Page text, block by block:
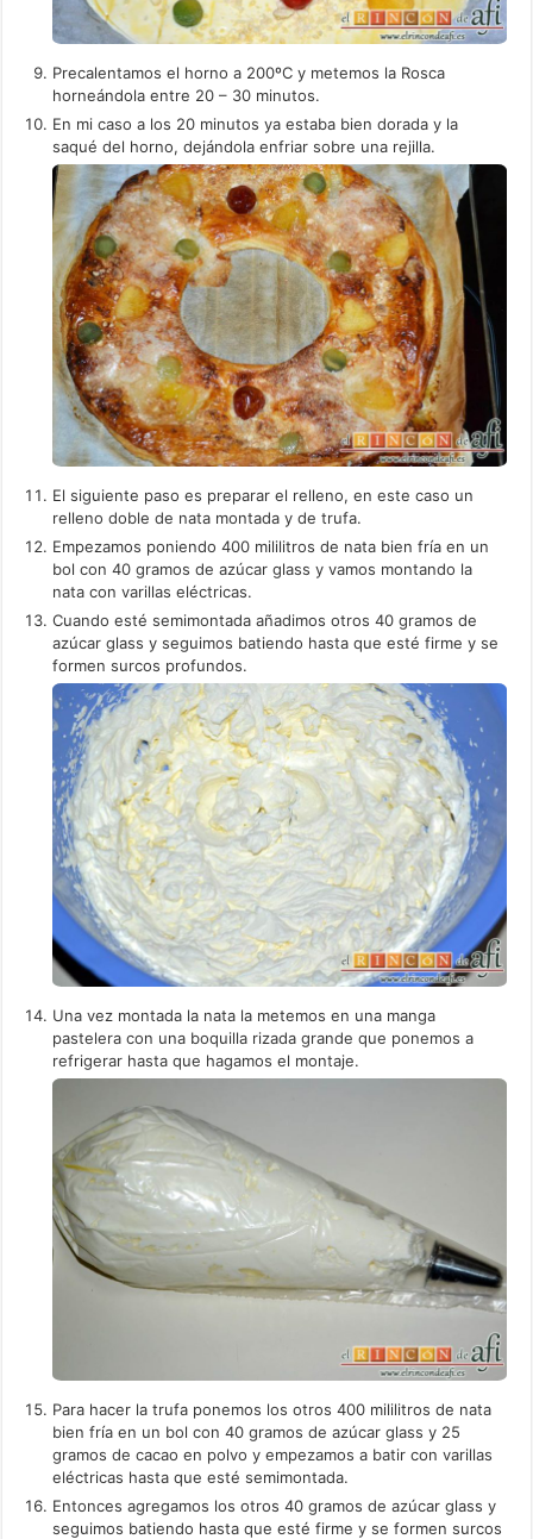
Precalentamos el horno a 200ºC y metemos la Rosca
horneándola entre 20 – 30 minutos.
En mi caso a los 20 minutos ya estaba bien dorada y la
saqué del horno, dejándola enfriar sobre una rejilla.
El siguiente paso es preparar el relleno, en este caso un
relleno doble de nata montada y de trufa.
Empezamos poniendo 400 mililitros de nata bien fría en un
bol con 40 gramos de azúcar glass y vamos montando la
nata con varillas eléctricas.
Cuando esté semimontada añadimos otros 40 gramos de
azúcar glass y seguimos batiendo hasta que esté firme y se
formen surcos profundos.
Una vez montada la nata la metemos en una manga
pastelera con una boquilla rizada grande que ponemos a
refrigerar hasta que hagamos el montaje.
Para hacer la trufa ponemos los otros 400 mililitros de nata
bien fría en un bol con 40 gramos de azúcar glass y 25
gramos de cacao en polvo y empezamos a batir con varillas
eléctricas hasta que esté semimontada.
Entonces agregamos los otros 40 gramos de azúcar glass y
seguimos batiendo hasta que esté firme y se formen surcos